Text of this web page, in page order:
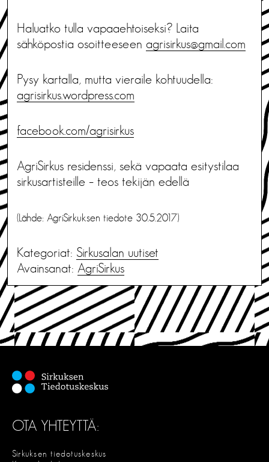
Haluatko tulla vapaaehtoiseksi? Laita
sähköpostia osoitteeseen agrisirkus@gmail.com
Pysy kartalla, mutta vieraile kohtuudella:
agrisirkus.wordpress.com
facebook.com/agrisirkus
AgriSirkus residenssi, sekä vapaata esitystilaa
sirkusartisteille – teos tekijän edellä
(Lähde: AgriSirkuksen tiedote 30.5.2017)
Kategoriat: Sirkusalan uutiset
Avainsanat: AgriSirkus
OTA YHTEYTTÄ:
Sirkuksen tiedotuskeskus